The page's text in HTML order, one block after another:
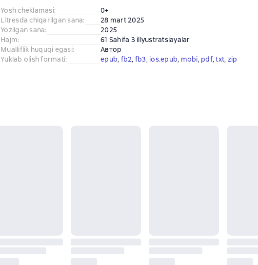
Yosh cheklamasi:
0+
Litresda chiqarilgan sana:
28 mart 2025
Yozilgan sana:
2025
Hajm:
61 Sahifa 3 illyustratsiayalar
Mualliflik huquqi egasi:
Автор
Yuklab olish formati: epub, fb2, fb3, ios.epub, mobi, pdf, txt, zip